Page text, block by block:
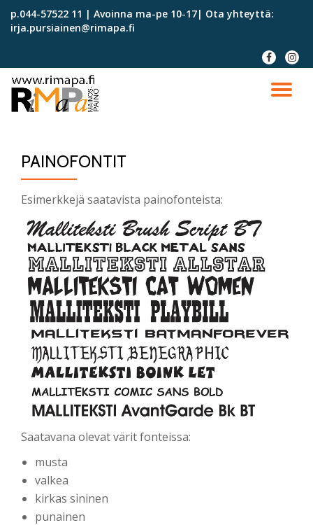
Skip
p.044-57522 11 | Avoinna ma-pe 10-17| Ota yhteyttä:
irja.pursiainen@rimapa.fi
fa-
facebook
fa-
PAINOFONTIT
Esimerkkejä saatavista painofonteista:
Saatavana olevat värit fonteissa:
musta
valkea
kirkas sininen
punainen